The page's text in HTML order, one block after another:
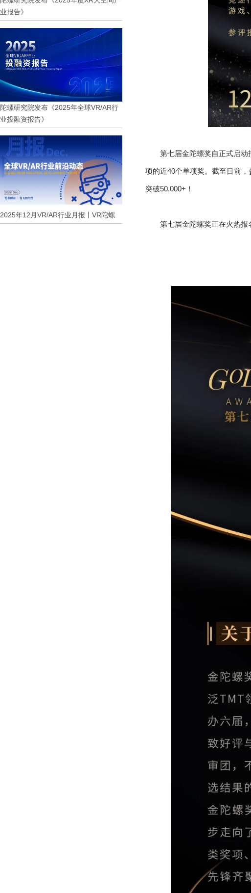
业报告》
陀螺研究院发布《2025年全球VR/AR行
业投融资报告》
2025年12月VR/AR行业月报丨VR陀螺
第七届金陀螺奖自正式启
项的近40个单项奖。截至目前
突破50,000+！
第七届金陀螺奖正在火热